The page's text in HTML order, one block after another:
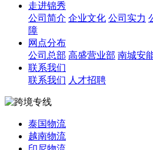
走进锦秀
公司简介 企业文化 公司实力
障
网点分布
公司总部 高盛营业部 南城安
联系我们
联系我们 人才招聘
泰国物流
越南物流